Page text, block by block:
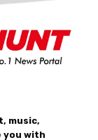
music,
you with